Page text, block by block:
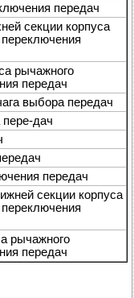
передач
секции корпуса
рычажного
передач
выбора передач
дач
передач
секции корпуса
рычажного
передач